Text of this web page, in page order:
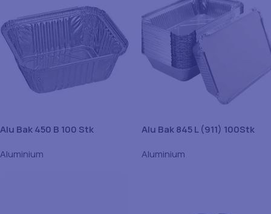
Alu Bak 450 B 100 Stk
Aluminium
Alu Bak 845 L (911) 100Stk
Aluminium